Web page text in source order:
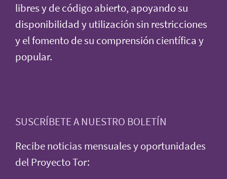
libres y de código abierto, apoyando su
disponibilidad y utilización sin restricciones
y el fomento de su comprensión científica y
popular.
SUSCRÍBETE A NUESTRO BOLETÍN
Recibe noticias mensuales y oportunidades
del Proyecto Tor: